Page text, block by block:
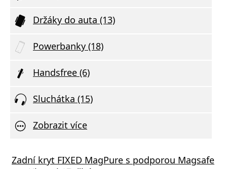
Držáky do auta (13)
Powerbanky (18)
Handsfree (6)
Sluchátka (15)
Zobrazit více
Zadní kryt FIXED MagPure s podporou Magsafe
SÍŤOVÝ ADAPTÉR GaN 1x USB-C 35W